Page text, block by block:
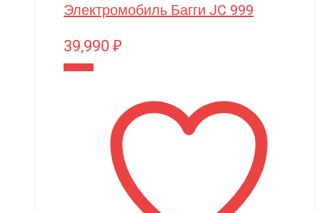
Электромобиль Багги JC 999
39,990 ₽